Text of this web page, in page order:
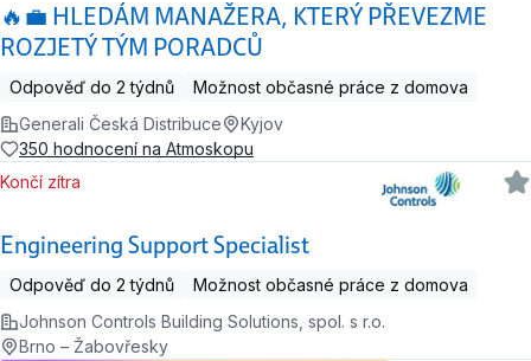
🔥💼 HLEDÁM MANAŽERA, KTERÝ PŘEVEZME
ROZJETÝ TÝM PORADCŮ
Odpověď do 2 týdnů
Možnost občasné práce z domova
Generali Česká Distribuce
Kyjov
350 hodnocení na Atmoskopu
Engineering Support Specialist
Končí zítra
Odpověď do 2 týdnů
Možnost občasné práce z domova
Johnson Controls Building Solutions, spol. s r.o.
Brno – Žabovřesky